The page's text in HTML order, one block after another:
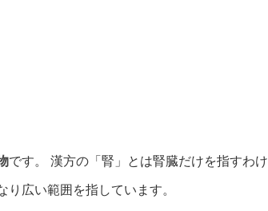
です。 漢方の「腎」とは腎臓だけを指すわけ
広い範囲を指しています。